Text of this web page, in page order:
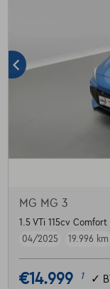
MG MG 3
1.5 VTi 115cv Comfort
04/2025
19.996 km
€14.999 1 ✓